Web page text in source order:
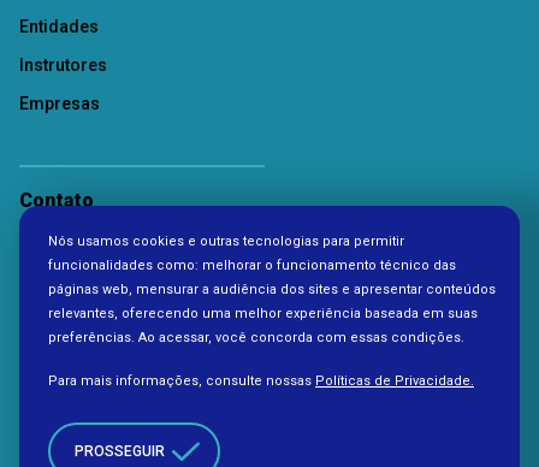
Entidades
Instrutores
Empresas
Contato
Nós usamos cookies e outras tecnologias para permitir
funcionalidades como: melhorar o funcionamento técnico das
páginas web, mensurar a audiência dos sites e apresentar conteúdos
relevantes, oferecendo uma melhor experiência baseada em suas
preferências. Ao acessar, você concorda com essas condições.
Para mais informações, consulte nossas Políticas de Privacidade.
PROSSEGUIR